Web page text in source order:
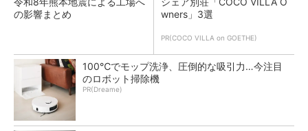
の影響まとめ
wners」3選
PR(COCO VILLA on GOETHE)
100℃でモップ洗浄、圧倒的な吸引力…今注目
のロボット掃除機
PR(Dreame)